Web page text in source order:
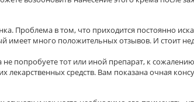
Проблема в том, что приходится постоянно
имеет много положительных отзывов. И стоит
попробуете тот или иной препарат, к
средств. Вам показана очная